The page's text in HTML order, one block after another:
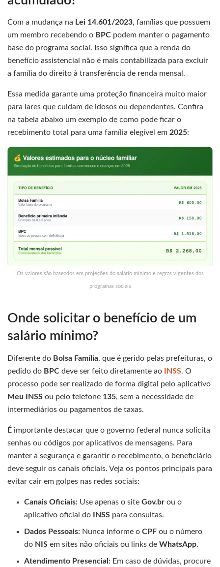
Com a mudança na Lei 14.601/2023, famílias que possuem
um membro recebendo o BPC podem manter o pagamento
base do programa social. Isso significa que a renda do
benefício assistencial não é mais contabilizada para excluir
a família do direito à transferência de renda mensal.
Essa medida garante uma proteção financeira muito maior
para lares que cuidam de idosos ou dependentes. Confira
na tabela abaixo um exemplo de como pode ficar o
recebimento total para uma família elegível em 2025:
Os valores são baseados em projeções do salário mínimo e regras vigentes dos
programas sociais
Onde solicitar o benefício de um
salário mínimo?
Diferente do Bolsa Família, que é gerido pelas prefeituras, o
pedido do BPC deve ser feito diretamente ao INSS. O
processo pode ser realizado de forma digital pelo aplicativo
Meu INSS ou pelo telefone 135, sem a necessidade de
intermediários ou pagamentos de taxas.
É importante destacar que o governo federal nunca solicita
senhas ou códigos por aplicativos de mensagens. Para
manter a segurança e garantir o recebimento, o beneficiário
deve seguir os canais oficiais. Veja os pontos principais para
evitar cair em golpes nas redes sociais:
Canais Oficiais: Use apenas o siteGov.br ou o
aplicativo oficial do
INSS para consultas.
Dados Pessoais: Nunca informe oCPF ou o número
do NIS em sites não oficiais ou links deWhatsApp.
Atendimento Presencial: Em caso de dúvidas, procure